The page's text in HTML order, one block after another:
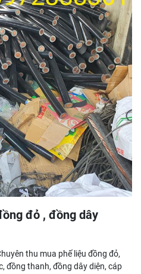
đỏ , đồng dây
thu mua phế liệu đồng đỏ,
đồng thanh, đồng dây diện, cáp